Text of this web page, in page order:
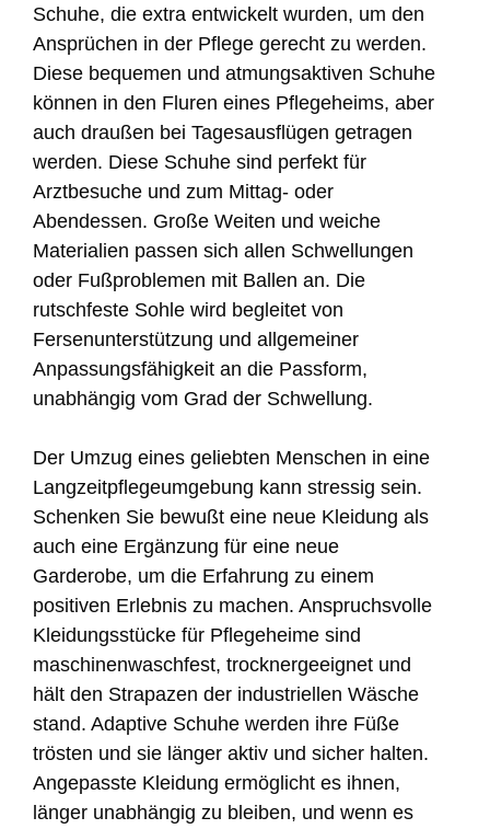
Schuhe, die extra entwickelt wurden, um den
Ansprüchen in der Pflege gerecht zu werden.
Diese bequemen und atmungsaktiven Schuhe
können in den Fluren eines Pflegeheims, aber
auch draußen bei Tagesausflügen getragen
werden. Diese Schuhe sind perfekt für
Arztbesuche und zum Mittag- oder
Abendessen. Große Weiten und weiche
Materialien passen sich allen Schwellungen
oder Fußproblemen mit Ballen an. Die
rutschfeste Sohle wird begleitet von
Fersenunterstützung und allgemeiner
Anpassungsfähigkeit an die Passform,
unabhängig vom Grad der Schwellung.
Der Umzug eines geliebten Menschen in eine
Langzeitpflegeumgebung kann stressig sein.
Schenken Sie bewußt eine neue Kleidung als
auch eine Ergänzung für eine neue
Garderobe, um die Erfahrung zu einem
positiven Erlebnis zu machen. Anspruchsvolle
Kleidungsstücke für Pflegeheime sind
maschinenwaschfest, trocknergeeignet und
hält den Strapazen der industriellen Wäsche
stand. Adaptive Schuhe werden ihre Füße
trösten und sie länger aktiv und sicher halten.
Angepasste Kleidung ermöglicht es ihnen,
länger unabhängig zu bleiben, und wenn es